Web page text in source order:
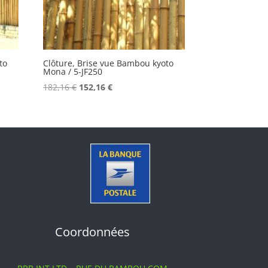
Clôture, Brise vue Bambou kyoto
Mona / 5-JF250
182,16€ Le
était :
182,16 €.
152,16€Le
est :
152,16 €.
Coordonnées